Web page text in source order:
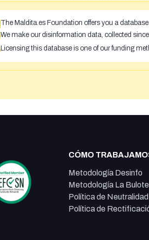
The Maldita.es Foundation offers you a
We make our disinformation data, collected
Licensing this database is one of our funding
CÓMO
Metodología Desinfo
Metodología La
Política de Neutralidad
Política de